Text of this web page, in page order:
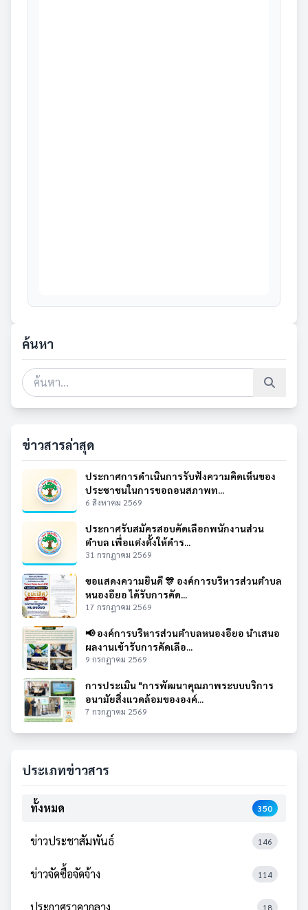
ค้นหา
ข่าวสารล่าสุด
ประกาศการดำเนินการรับฟังความคิดเห็นของ
ประชาชนในการขอถอนสภาพท...
6 สิงหาคม 2569
ประกาศรับสมัครสอบคัดเลือกพนักงานส่วน
ตำบล เพื่อแต่งตั้งให้ดำร...
31 กรกฎาคม 2569
ขอแสดงความยินดี 🎊 องค์การบริหารส่วนตำบล
หนองอียอ ได้รับการคัด...
17 กรกฎาคม 2569
📢 องค์การบริหารส่วนตำบลหนองอียอ นำเสนอ
ผลงานเข้ารับการคัดเลือ...
9 กรกฎาคม 2569
การประเมิน "การพัฒนาคุณภาพระบบบริการ
อนามัยสิ่งแวดล้อมขององค์...
7 กรกฎาคม 2569
ประเภทข่าวสาร
ทั้งหมด 350
ข่าวประชาสัมพันธ์ 146
ข่าวจัดซื้อจัดจ้าง 114
ประกาศราคากลาง 18